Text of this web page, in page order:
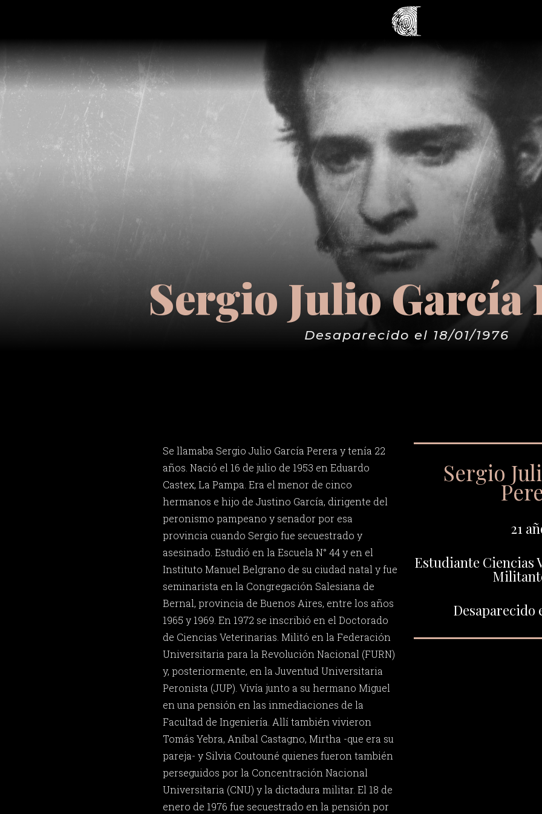
Sergio Julio García
Desaparecido el 18/01/1976
Se llamaba Sergio Julio García Perera y tenía 22
años. Nació el 16 de julio de 1953 en Eduardo
Castex, La Pampa. Era el menor de cinco
hermanos e hijo de Justino García, dirigente del
peronismo pampeano y senador por esa
provincia cuando Sergio fue secuestrado y
asesinado. Estudió en la Escuela N° 44 y en el
Instituto Manuel Belgrano de su ciudad natal y fue
seminarista en la Congregación Salesiana de
Bernal, provincia de Buenos Aires, entre los años
1965 y 1969. En 1972 se inscribió en el Doctorado
de Ciencias Veterinarias. Militó en la Federación
Universitaria para la Revolución Nacional (FURN)
y, posteriormente, en la Juventud Universitaria
Peronista (JUP). Vivía junto a su hermano Miguel
en una pensión en las inmediaciones de la
Facultad de Ingeniería. Allí también vivieron
Tomás Yebra, Aníbal Castagno, Mirtha -que era su
pareja- y Silvia Coutouné quienes fueron también
perseguidos por la Concentración Nacional
Universitaria (CNU) y la dictadura militar. El 18 de
enero de 1976 fue secuestrado en la pensión por
Sergio
21
Estudiante Ciencias
Desaparecido